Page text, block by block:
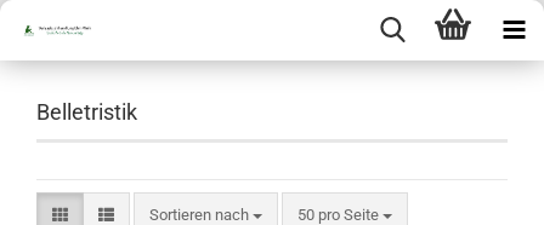
Belletristik
Sortieren nach
Sortieren nach 50 pro Seite
pro Seite